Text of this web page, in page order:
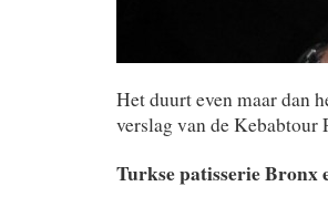
Het duurt even maar dan
verslag van de Kebabtour
Turkse patisserie Bronx